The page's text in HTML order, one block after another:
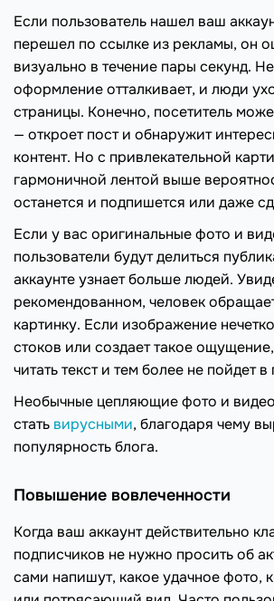
Если пользователь нашел ваш
перешел по ссылке из рекламы, он
визуально в течение пары секунд.
оформление отталкивает, и люди
страницы. Конечно, посетитель
— откроет пост и обнаружит
контент. Но с привлекательной
гармоничной лентой выше
останется и подпишется или даже
Если у вас оригинальные фото и
пользователи будут делиться
аккаунте узнает больше людей.
рекомендованном, человек
картинку. Если изображение
стоков или создает такое
читать текст и тем более не пойдет
Необычные цепляющие фото и
стать вирусными, благодаря чему
популярность блога.
Повышение вовлеченности
Когда ваш аккаунт действительно
подписчиков не нужно просить об
сами напишут, какое удачное фото,